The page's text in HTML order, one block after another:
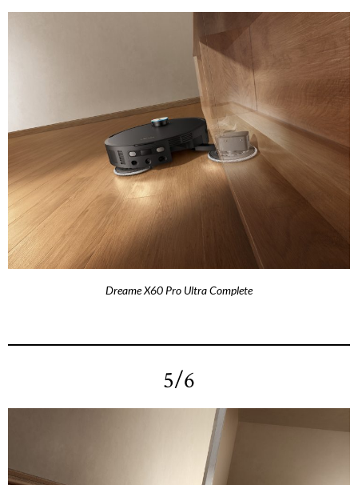
Dreame X60 Pro Ultra Complete
5/6